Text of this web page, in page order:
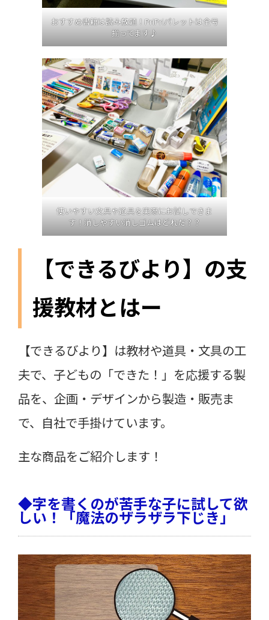
おすすめ書籍は読み放題！PriPriパレットは全号
揃ってます♪
使いやすい文具や道具を実際にお試しできま
す！消しやすい消しゴムはどれだ？？
【できるびより】の支
援教材とはー
【できるびより】は教材や道具・文具の工
夫で、子どもの「できた！」を応援する製
品を、企画・デザインから製造・販売ま
で、自社で手掛けています。
主な商品をご紹介します！
◆字を書くのが苦手な子に試して欲
しい！「魔法のザラザラ下じき」